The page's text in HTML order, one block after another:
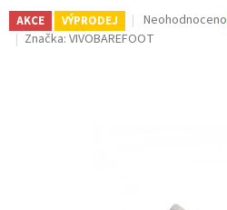
AKCE VÝPRODEJ
Průměrné
hodnocení
Neohodnoceno
Značka: VIVOBAREFOOT